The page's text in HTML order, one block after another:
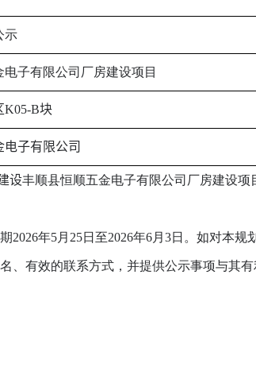
示
子有限公司厂房建设项目
K05-B块
子有限公司
设丰顺县恒顺五金电子有限公司厂房建设项
2026年5月 25日至2026年6月 3日。如对本规
、有效的联系方式，并提供公示事项与其